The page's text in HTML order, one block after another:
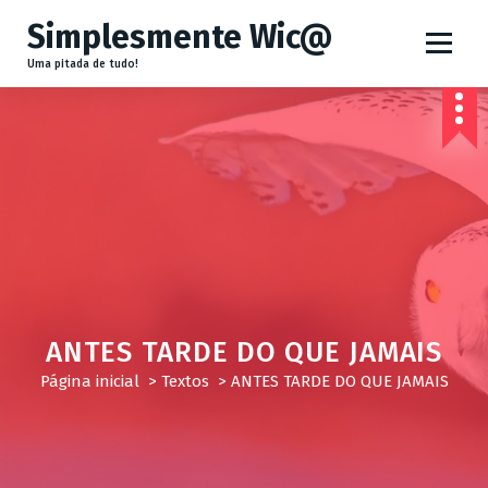
l
Simplesmente Wic@
Uma pitada de tudo!
ANTES TARDE DO QUE JAMAIS
Página inicial > Textos > ANTES TARDE DO QUE JAMAIS